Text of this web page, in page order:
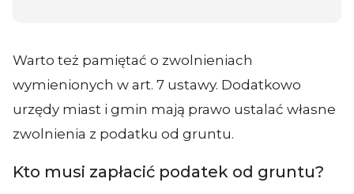
Warto też pamiętać o zwolnieniach
wymienionych w art. 7 ustawy. Dodatkowo
urzędy miast i gmin mają prawo ustalać własne
zwolnienia z podatku od gruntu.
Kto musi zapłacić podatek od gruntu?